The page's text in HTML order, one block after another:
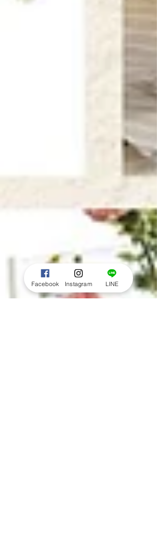
Facebook Instagram LINE